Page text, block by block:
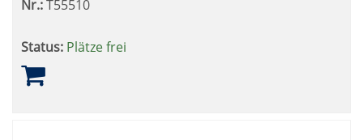
Nr.:T55510
Status: Plätze frei